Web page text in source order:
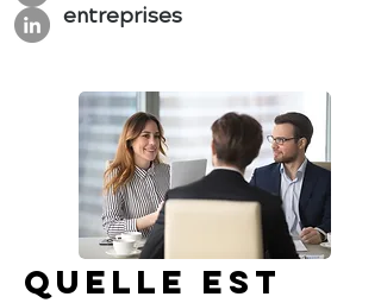
entreprises
Quelle est